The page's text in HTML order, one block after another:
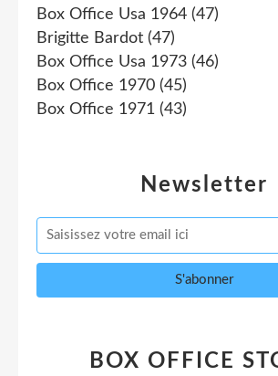
Newsletter
Box Office Usa 1964 (47)
Brigitte Bardot (47)
Box Office Usa 1973 (46)
Box Office 1970 (45)
Box Office 1971 (43)
BOX OFFICE